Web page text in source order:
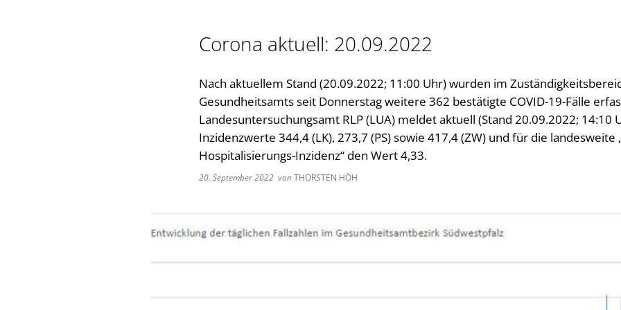
Öffnungszeiten
Corona aktuell: 20.09.2022
Nach aktuellem Stand (20.09.2022; 11:00 Uhr) wurden im
Gesundheitsamts seit Donnerstag weitere 362 bestätigte COVID-19-Fälle
Landesuntersuchungsamt RLP (LUA) meldet aktuell (Stand 20.09.2022; 14:10
Inzidenzwerte 344,4 (LK), 273,7 (PS) sowie 417,4 (ZW) und für die landesweite
Hospitalisierungs-Inzidenz“ den Wert 4,33.
20. September 2022 vonTHORSTEN HÖH